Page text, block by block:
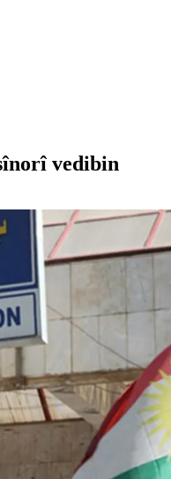
vedibin